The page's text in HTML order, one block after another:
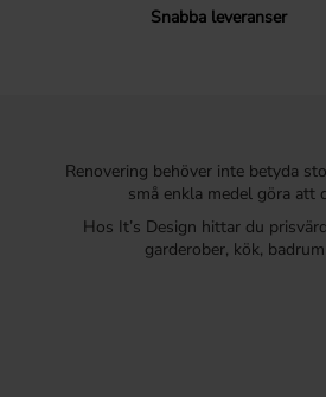
Snabba leveranser
Renovering behöver inte betyda
små enkla medel göra att
Hos It’s Design hittar du
garderober, kök,